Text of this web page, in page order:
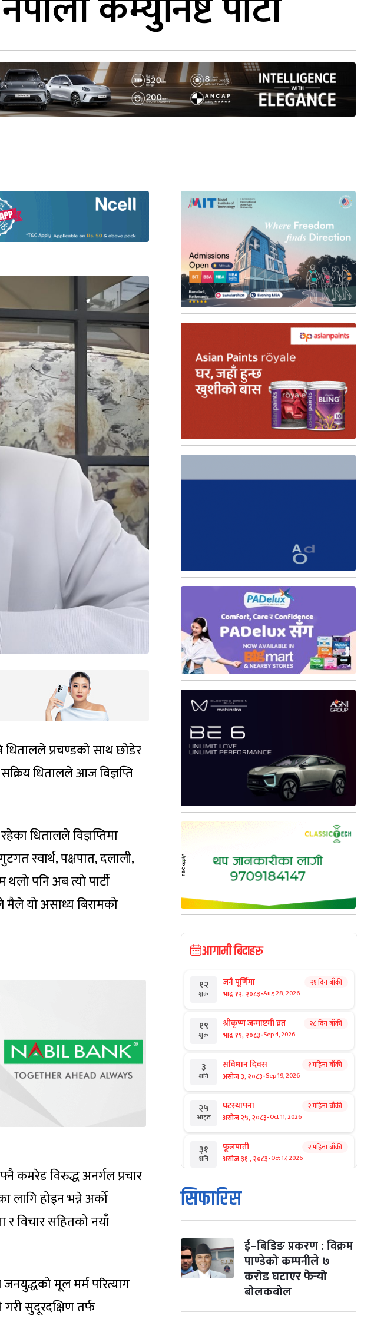
धितालले प्रचण्डको साथ छोडेर
धितालले आज विज्ञप्ति
धितालले विज्ञप्तिमा
स्वार्थ, पक्षपात, दलाली,
पनि अब त्यो पार्टी
यो असाध्य बिरामको
कमरेड विरुद्ध अनर्गल प्रचार
लागि होइन भन्ने अर्को
विचार सहितको नयाँ
मूल मर्म परित्याग
सुदूरदक्षिण तर्फ
आगामी बिदाहरु
१२
शुक्र
जनै पूर्णिमा
भाद्र १२, २०८३-Aug 28, 2026
२१ दिन बाँकी
१९
शुक्र
श्रीकृष्ण जन्माष्टमी व्रत
भाद्र १९, २०८३-Sep 4, 2026
२८ दिन बाँकी
३
शनि
संविधान दिवस
असोज ३, २०८३-Sep 19, 2026
१ महिना बाँकी
२५
आइत
घटस्थापना
असोज २५, २०८३-Oct 11, 2026
२ महिना बाँकी
३१
शनि
फूलपाती
असोज ३१ , २०८३-Oct 17, 2026
२ महिना बाँकी
१
आइत
कार्तिक सङ्क्रान्ति
कार्तिक १, २०८३
मंगल कार्तिक ३, २०८३-Oct 20, 2026
४ विजयादशमी
कार्तिक ४, २०८३- Oct 21, 2026
२ महिना बाँकी
५ पापा‌ङ्कुशा एकादशी व्रत २ महिना बाँकी
सिफारिस
ई–बिडिङ प्रकरण : विक्रम
पाण्डेको कम्पनीले ७
करोड घटाएर फेर्‍यो
बोलकबोल